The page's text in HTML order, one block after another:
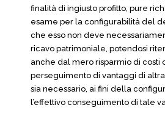
finalità di ingiusto profitto, pure
esame per la configurabilità del
che esso non deve
ricavo patrimoniale, potendosi
anche dal mero risparmio di costi
perseguimento di vantaggi di
sia necessario, ai fini della
l’effettivo conseguimento di tale